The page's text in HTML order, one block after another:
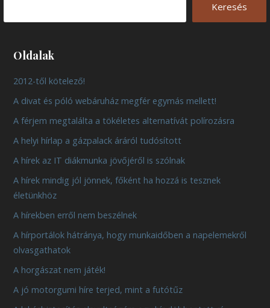
Keresés
Oldalak
2012-től kötelező!
A divat és póló webáruház megfér egymás mellett!
A férjem megtalálta a tökéletes alternatívát polírozásra
A helyi hírlap a gázpalack áráról tudósított
A hírek az IT diákmunka jövőjéről is szólnak
A hírek mindig jól jönnek, főként ha hozzá is tesznek
életünkhöz
A hírekben erről nem beszélnek
A hírportálok hátránya, hogy munkaidőben a napelemekről
olvasgathatok
A horgászat nem játék!
A jó motorgumi híre terjed, mint a futótűz